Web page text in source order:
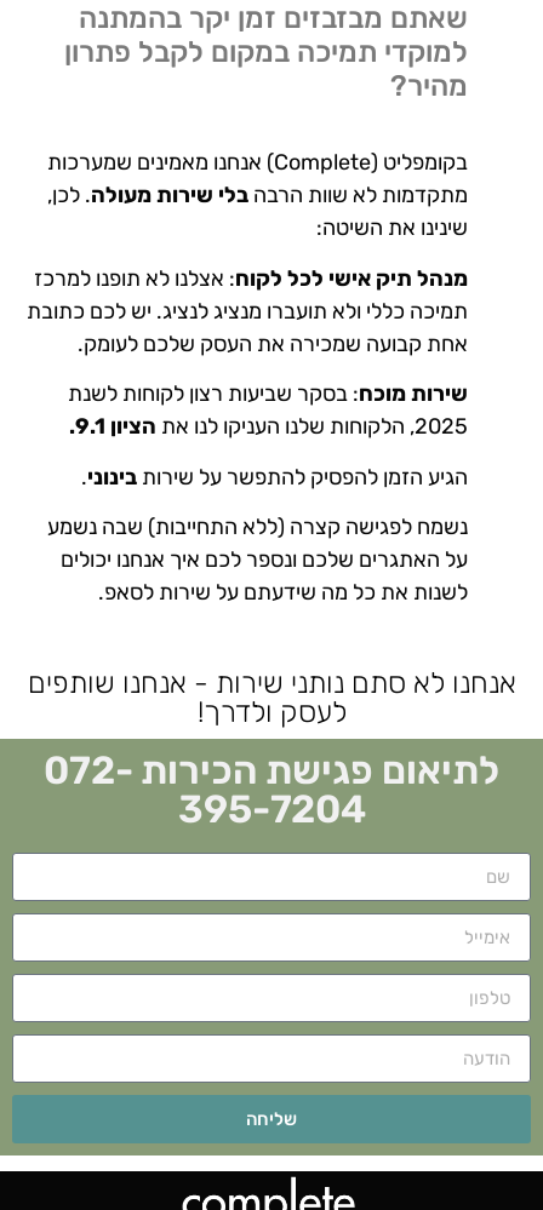
שאתם מבזבזים זמן יקר בהמתנה
למוקדי תמיכה במקום לקבל פתרון
מהיר?
בקומפליט (Complete) אנחנו מאמינים שמערכות
מתקדמות לא שוות הרבה בלי שירות מעולה. לכן,
שינינו את השיטה:
מנהל תיק אישי לכל לקוח: אצלנו לא תופנו למרכז
תמיכה כללי ולא תועברו מנציג לנציג. יש לכם כתובת
אחת קבועה שמכירה את העסק שלכם לעומק.
שירות מוכח: בסקר שביעות רצון לקוחות לשנת
2025, הלקוחות שלנו העניקו לנו את
הציון 9.1.
הגיע הזמן להפסיק להתפשר על שירות בינוני.
נשמח לפגישה קצרה (ללא התחייבות) שבה נשמע
על האתגרים שלכם ונספר לכם איך אנחנו יכולים
לשנות את כל מה שידעתם על שירות לסאפ.
אנחנו לא סתם נותני שירות - אנחנו שותפים
לעסק ולדרך!
לתיאום פגישת הכירות 072-
395-7204
שליחה